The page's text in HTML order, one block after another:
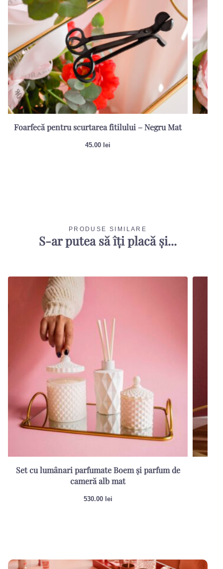
Foarfecă pentru scurtarea fitilului – Negru Mat
45.00 lei
PRODUSE SIMILARE
S-ar putea să îți placă și...
Set cu lumânari parfumate Boem și parfum de
cameră alb mat
530.00 lei